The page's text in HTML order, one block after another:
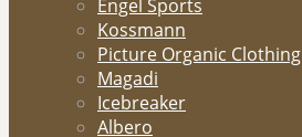
Engel Sports
Kossmann
Picture Organic Clothing
Magadi
Icebreaker
Albero